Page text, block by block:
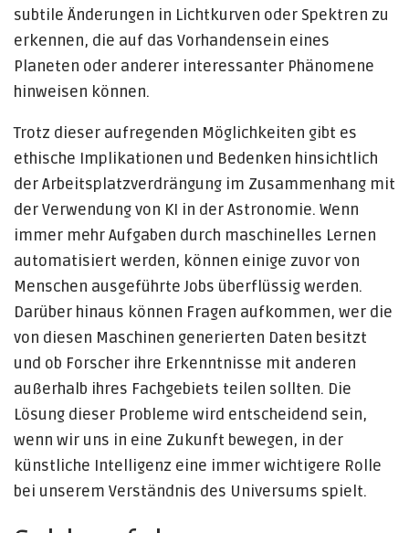
subtile Änderungen in Lichtkurven oder Spektren zu
erkennen, die auf das Vorhandensein eines
Planeten oder anderer interessanter Phänomene
hinweisen können.
Trotz dieser aufregenden Möglichkeiten gibt es
ethische Implikationen und Bedenken hinsichtlich
der Arbeitsplatzverdrängung im Zusammenhang mit
der Verwendung von KI in der Astronomie. Wenn
immer mehr Aufgaben durch maschinelles Lernen
automatisiert werden, können einige zuvor von
Menschen ausgeführte Jobs überflüssig werden.
Darüber hinaus können Fragen aufkommen, wer die
von diesen Maschinen generierten Daten besitzt
und ob Forscher ihre Erkenntnisse mit anderen
außerhalb ihres Fachgebiets teilen sollten. Die
Lösung dieser Probleme wird entscheidend sein,
wenn wir uns in eine Zukunft bewegen, in der
künstliche Intelligenz eine immer wichtigere Rolle
bei unserem Verständnis des Universums spielt.